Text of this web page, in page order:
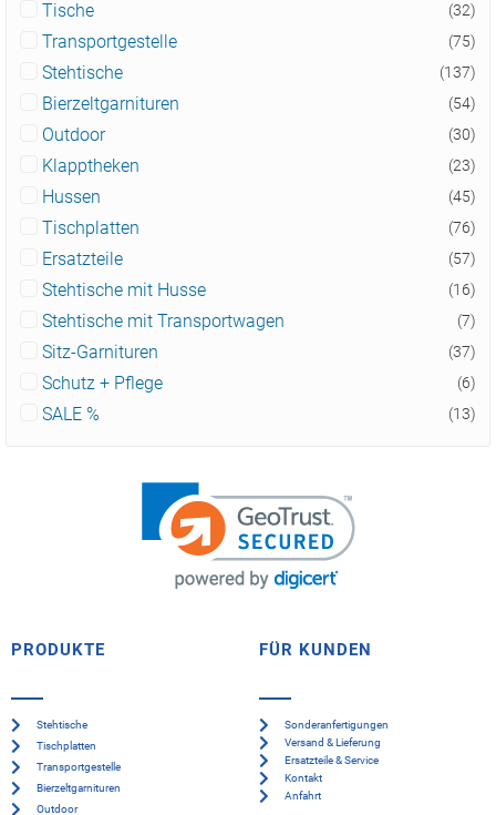
Tische (32)
Transportgestelle (75)
Stehtische (137)
Bierzeltgarnituren (54)
Outdoor (30)
Klapptheken (23)
Hussen (45)
Tischplatten (76)
Ersatzteile (57)
Stehtische mit Husse (16)
Stehtische mit Transportwagen (7)
Sitz-Garnituren (37)
Schutz + Pflege (6)
SALE % (13)
PRODUKTE
Stehtische
Tischplatten
Transportgestelle
Bierzeltgarnituren
Outdoor
FÜR KUNDEN
Sonderanfertigungen
Versand & Lieferung
Ersatzteile & Service
Kontakt
Anfahrt